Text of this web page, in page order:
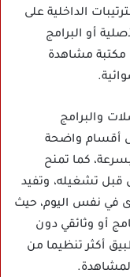
الداخلية على
أو البرامج
مكتبة مشاهدة
والبرامج
أقسام واضحة
كما تمنح
تشغيله، وتفيد
في نفس اليوم، حيث
أو وثائقي دون
أكثر تنظيما من